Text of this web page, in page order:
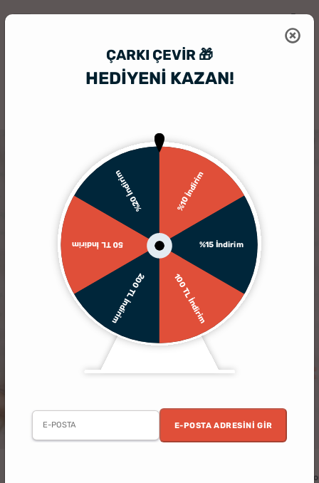
ÇARKI ÇEVIR 🎁
HEDİYENİ KAZAN!
%10 İndirim
%15 İndirim
100 TL İndirim
200 TL İndirim
50 TL İndirim
%20 İndirim
E-POSTA ADRESINI GIR
Esprili /